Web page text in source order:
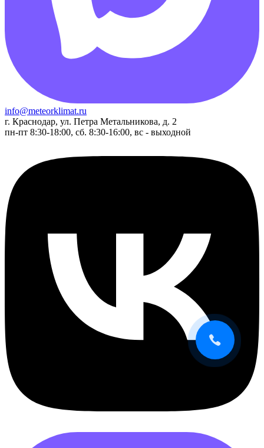
info@meteorklimat.ru
г. Краснодар, ул. Петра Метальникова, д. 2
пн-пт 8:30-18:00, сб. 8:30-16:00, вс - выходной